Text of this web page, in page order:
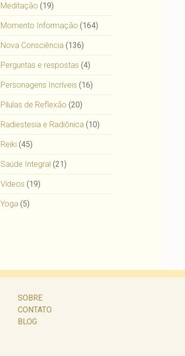
Meditação (19)
Momento Informação (164)
Nova Consciência (136)
Perguntas e respostas (4)
Personagens Incríveis (16)
Pílulas de Reflexão (20)
Radiestesia e Radiônica (10)
Reiki (45)
Saúde Integral (21)
Vídeos (19)
Yoga (5)
SOBRE
CONTATO
BLOG